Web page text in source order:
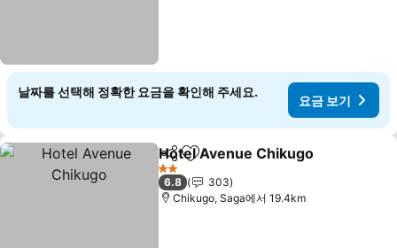
날짜를 선택해 정확한 요금을 확인해 주세요.
요금 보기
공유 즐겨찾기에 추가
Hotel Avenue Chikugo
2 성급
6.8
303
Chikugo, Saga에서 19.4km